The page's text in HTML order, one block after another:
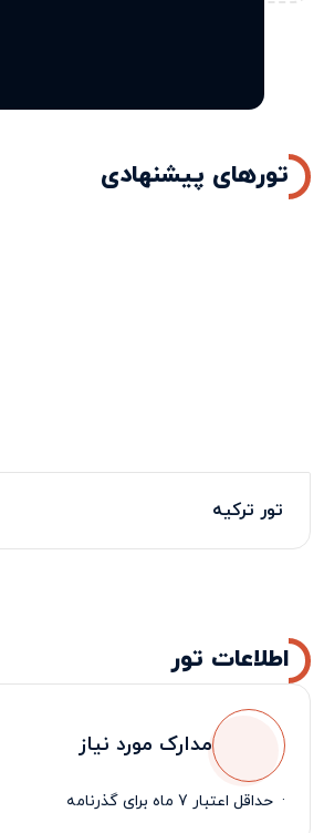
تورهای پیشنهادی
تور ترکیه
اطلاعات تور
مدارک مورد نیاز
· حداقل اعتبار 7 ماه برای گذرنامه